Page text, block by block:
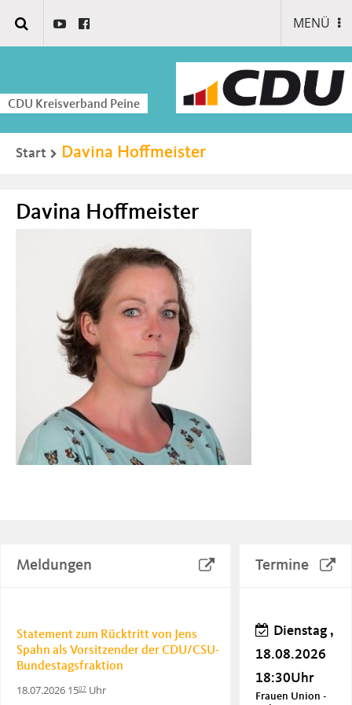
MENÜ
CDU Kreisverband Peine
Start Davina Hoffmeister
Davina Hoffmeister
Meldungen
Statement zum Rücktritt von Jens
Spahn als Vorsitzender der CDU/CSU-
Bundestagsfraktion
18.07.2026 1507 Uhr
Termine
Dienstag ,
18.08.2026
18:30Uhr
Frauen Union -